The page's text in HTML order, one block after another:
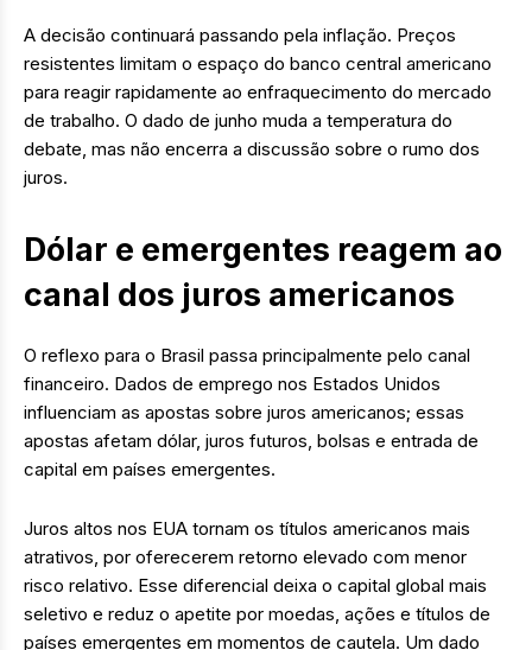
A decisão continuará passando pela inflação. Preços
resistentes limitam o espaço do banco central americano
para reagir rapidamente ao enfraquecimento do mercado
de trabalho. O dado de junho muda a temperatura do
debate, mas não encerra a discussão sobre o rumo dos
juros.
Dólar e emergentes reagem ao
canal dos juros americanos
O reflexo para o Brasil passa principalmente pelo canal
financeiro. Dados de emprego nos Estados Unidos
influenciam as apostas sobre juros americanos; essas
apostas afetam dólar, juros futuros, bolsas e entrada de
capital em países emergentes.
Juros altos nos EUA tornam os títulos americanos mais
atrativos, por oferecerem retorno elevado com menor
risco relativo. Esse diferencial deixa o capital global mais
seletivo e reduz o apetite por moedas, ações e títulos de
países emergentes em momentos de cautela. Um dado